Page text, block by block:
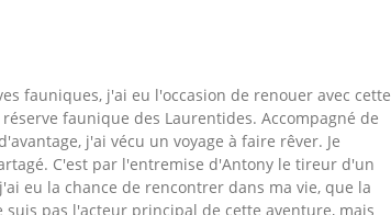
fauniques, j'ai eu l'occasion de renouer avec cette
faunique des Laurentides. Accompagné de
j'ai vécu un voyage à faire rêver. Je
C'est par l'entremise d'Antony le tireur d'un
eu la chance de rencontrer dans ma vie, que la
pas l'acteur principal de cette aventure, mais